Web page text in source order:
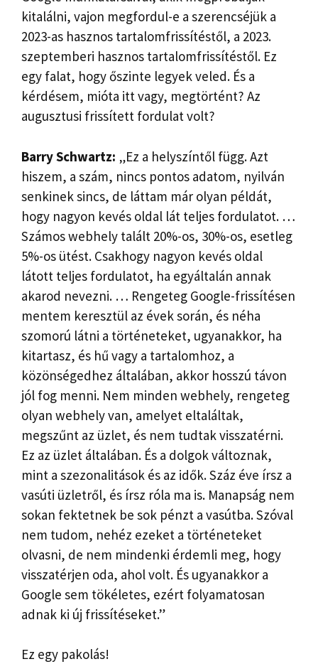
kitalálni, vajon megfordul-e a szerencséjük a
2023-as hasznos tartalomfrissítéstől, a 2023.
szeptemberi hasznos tartalomfrissítéstől. Ez
egy falat, hogy őszinte legyek veled. És a
kérdésem, mióta itt vagy, megtörtént? Az
augusztusi frissített fordulat volt?
Barry Schwartz: „Ez a helyszíntől függ. Azt
hiszem, a szám, nincs pontos adatom, nyilván
senkinek sincs, de láttam már olyan példát,
hogy nagyon kevés oldal lát teljes fordulatot. …
Számos webhely talált 20%-os, 30%-os, esetleg
5%-os ütést. Csakhogy nagyon kevés oldal
látott teljes fordulatot, ha egyáltalán annak
akarod nevezni. … Rengeteg Google-frissítésen
mentem keresztül az évek során, és néha
szomorú látni a történeteket, ugyanakkor, ha
kitartasz, és hű vagy a tartalomhoz, a
közönségedhez általában, akkor hosszú távon
jól fog menni. Nem minden webhely, rengeteg
olyan webhely van, amelyet eltaláltak,
megszűnt az üzlet, és nem tudtak visszatérni.
Ez az üzlet általában. És a dolgok változnak,
mint a szezonalitások és az idők. Száz éve írsz a
vasúti üzletről, és írsz róla ma is. Manapság nem
sokan fektetnek be sok pénzt a vasútba. Szóval
nem tudom, nehéz ezeket a történeteket
olvasni, de nem mindenki érdemli meg, hogy
visszatérjen oda, ahol volt. És ugyanakkor a
Google sem tökéletes, ezért folyamatosan
adnak ki új frissítéseket.”
Ez egy pakolás!